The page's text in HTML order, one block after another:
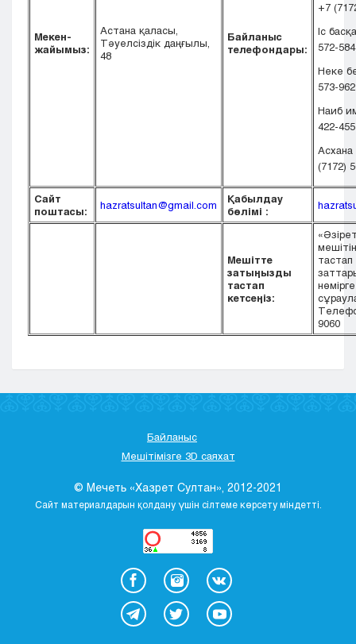
Тараз
Мекен-
жайымыз:
Астана қаласы,
Тәуелсіздік даңғылы,
48
Байланыс
телефондары:
+7
Іс
572-584
Неке
573-962
Наиб
422-455
Асхана
(7172)
Сайт
поштасы:
hazratsultan@gmail.com
Қабылдау
бөлімі :
Мешітте
затыңызды
тастап
кетсеңіз:
9060
Байланыс
Мешітімізге 3D саяхат
© Мечеть «Хазрет Султан», 2012-2021
Сайт материалдарын қолдану үшін сілтеме көрсету міндетті.